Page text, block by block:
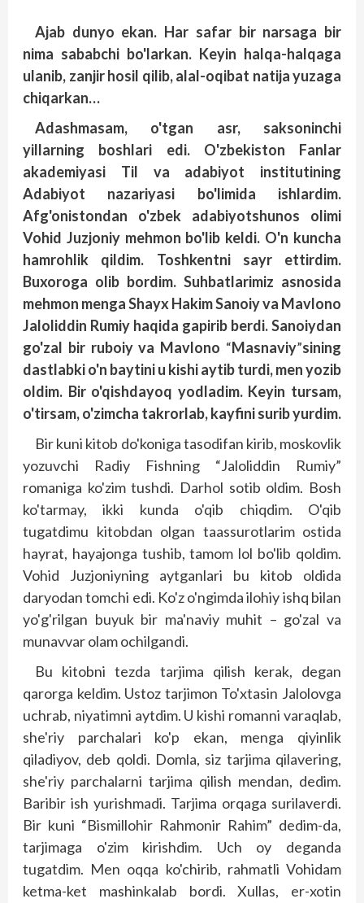
Ajab dunyo ekan. Har safar bir narsaga bir
nima sababchi bo'larkan. Keyin halqa-halqaga
ulanib, zanjir hosil qilib, alal-oqibat natija yuzaga
chiqarkan…
Adashmasam, o'tgan asr, saksoninchi
yillarning boshlari edi. O'zbekiston Fanlar
akademiyasi Til va adabiyot institutining
Adabiyot nazariyasi bo'limida ishlardim.
Afg'onistondan o'zbek adabiyotshunos olimi
Vohid Juzjoniy mehmon bo'lib keldi. O'n kuncha
hamrohlik qildim. Toshkentni sayr ettirdim.
Buxoroga olib bordim. Suhbatlarimiz asnosida
mehmon menga Shayx Hakim Sanoiy va Mavlono
Jaloliddin Rumiy haqida gapirib berdi. Sanoiydan
go'zal bir ruboiy va Mavlono “Masnaviy”sining
dastlabki o'n baytini u kishi aytib turdi, men yozib
oldim. Bir o'qishdayoq yodladim. Keyin tursam,
o'tirsam, o'zimcha tak­rorlab, kayfini surib yurdim.
Bir kuni kitob do'koniga tasodifan kirib, moskovlik
yozuvchi Radiy Fishning “Jaloliddin Rumiy”
romaniga ko'zim tushdi. Darhol sotib oldim. Bosh
ko'tarmay, ikki kunda o'qib chiqdim. O'qib
tugatdimu kitobdan olgan taassurotlarim ostida
hayrat, hayajonga tushib, tamom lol bo'lib qoldim.
Vohid Juzjoniyning aytganlari bu kitob oldida
daryodan tomchi edi. Ko'z o'ngimda ilohiy ishq bilan
yo'g'rilgan buyuk bir ma'naviy muhit – go'zal va
munavvar olam ochilgandi.
Bu kitobni tezda tarjima qilish kerak, degan
qarorga keldim. Ustoz tarjimon To'xtasin Jalolovga
uchrab, niyatimni aytdim. U kishi romanni varaqlab,
she'riy parchalari ko'p ekan, menga qiyinlik
qiladiyov, deb qoldi. Domla, siz tarjima qilavering,
she'riy parchalarni tarjima qilish mendan, dedim.
Baribir ish yurishmadi. Tarjima orqaga surilaverdi.
Bir kuni “Bismillohir Rahmonir Rahim” dedim-da,
tarjimaga o'zim kirishdim. Uch oy deganda
tugatdim. Men oqqa ko'chirib, rahmatli Vohidam
ketma-ket mashinkalab bordi. Xullas, er-xotin